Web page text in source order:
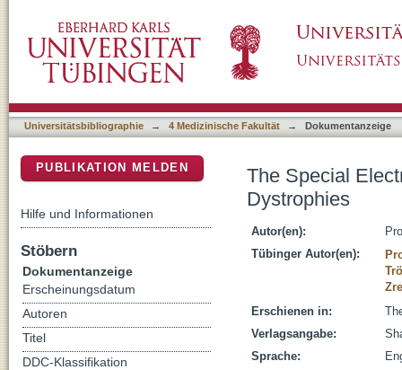
Universitätsbibliographie → 4 Medizinische Fakultät → Dokumentanzeige
The Special
Dystrophies
Autor(en):
Tübinger Autor(en):
Erschienen in:
Verlagsangabe:
Sprache:
PUBLIKATION MELDEN
Hilfe und Informationen
Stöbern
Dokumentanzeige
Erscheinungsdatum
Autoren
Titel
DDC-Klassifikation